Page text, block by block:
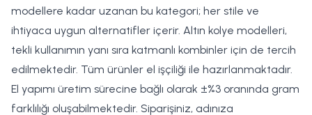
modellere kadar uzanan bu kategori; her stile ve
ihtiyaca uygun alternatifler içerir. Altın kolye modelleri,
tekli kullanımın yanı sıra katmanlı kombinler için de tercih
edilmektedir. Tüm ürünler el işçiliği ile hazırlanmaktadır.
El yapımı üretim sürecine bağlı olarak ±%3 oranında gram
farklılığı oluşabilmektedir. Siparişiniz, adınıza